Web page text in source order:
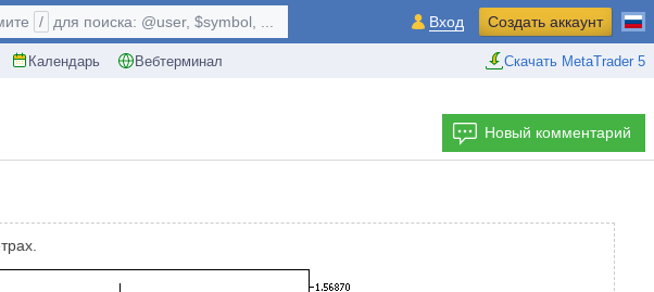
Календарь Вебтерминал Скачать MetaTrader 5
/ для поиска: @user, $symbol, ... Вход Создать аккаунт
Новый комментарий